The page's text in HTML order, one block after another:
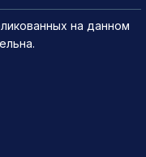
на данном